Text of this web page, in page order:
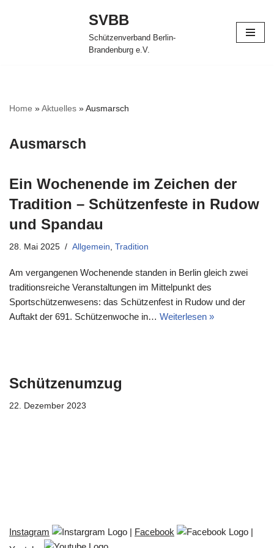
SVBB
Schützenverband Berlin-
Brandenburg e.V.
Home »Aktuelles »Ausmarsch
Ausmarsch
Ein Wochenende im Zeichen der
Tradition – Schützenfeste in Rudow
und Spandau
28. Mai 2025 Allgemein, Tradition
Am vergangenen Wochenende standen in Berlin gleich zwei
traditionsreiche Veranstaltungen im Mittelpunkt des
Sportschützenwesens: das Schützenfest in Rudow und der
Auftakt der 691. Schützenwoche in… Weiterlesen »
Schützenumzug
22. Dezember 2023
Instagram | Facebook
|